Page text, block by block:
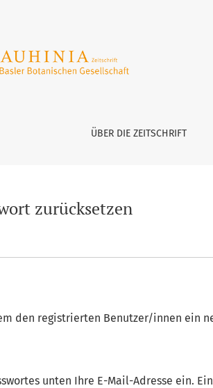
ÜBER DIE ZEITSCHRIFT
zurücksetzen
den registrierten Benutzer/innen ein
unten Ihre E-Mail-Adresse ein.